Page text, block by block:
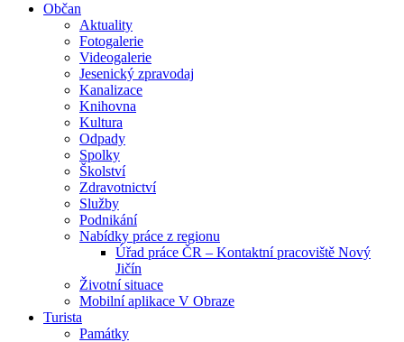
Občan
Aktuality
Fotogalerie
Videogalerie
Jesenický zpravodaj
Kanalizace
Knihovna
Kultura
Odpady
Spolky
Školství
Zdravotnictví
Služby
Podnikání
Nabídky práce z regionu
Úřad práce ČR – Kontaktní pracoviště Nový
Jičín
Životní situace
Mobilní aplikace V Obraze
Turista
Památky